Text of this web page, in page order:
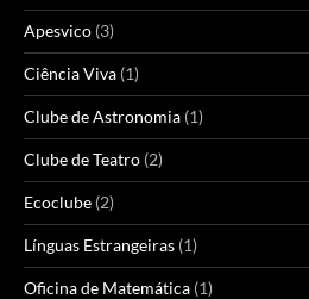
Apesvico (3)
Ciência Viva (1)
Clube de Astronomia (1)
Clube de Teatro (2)
Ecoclube (2)
Línguas Estrangeiras (1)
Oficina de Matemática (1)